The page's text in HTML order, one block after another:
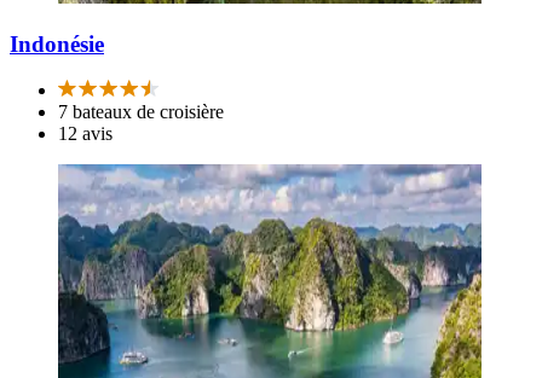
Indonésie
7 bateaux de croisière
12 avis